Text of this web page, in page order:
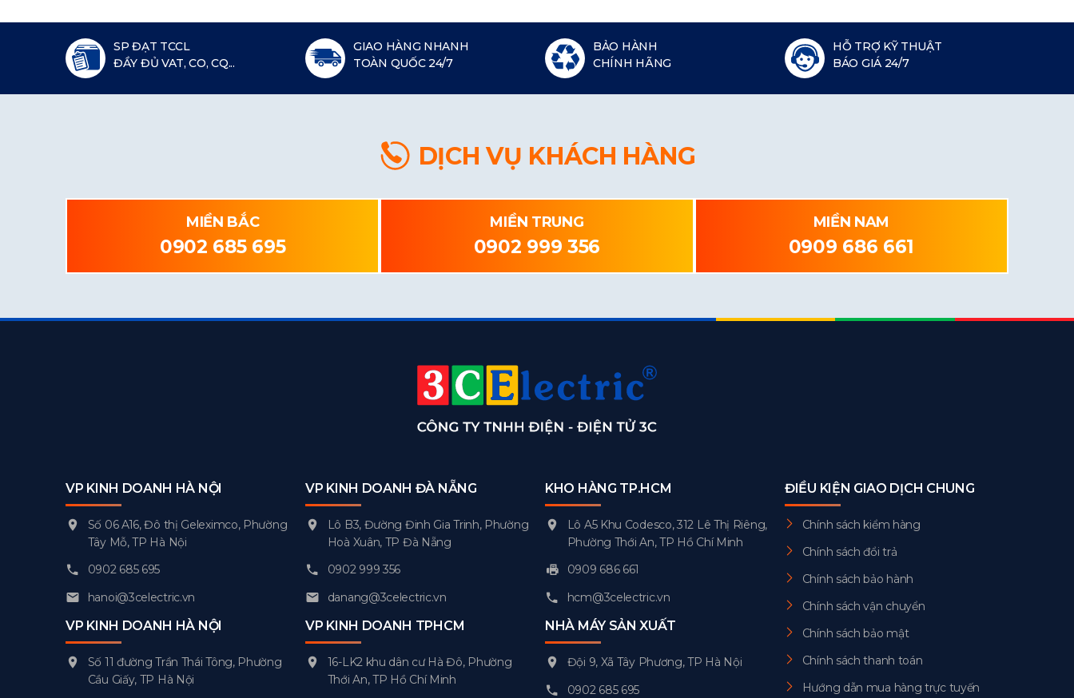
SP ĐẠT TCCL
ĐẦY ĐỦ VAT, CO, CQ...
GIAO HÀNG NHANH
TOÀN QUỐC 24/7
BẢO HÀNH
CHÍNH HÃNG
HỖ TRỢ KỸ THUẬT
BÁO GIÁ 24/7
DỊCH VỤ KHÁCH HÀNG
MIỀN BẮC
0902 685 695
MIỀN TRUNG
0902 999 356
MIỀN NAM
0909 686 661
VP KINH DOANH HÀ NỘI
Số 06 A16, Đô thị Geleximco, Phường
Tây Mỗ, TP Hà Nội
0902 685 695
hanoi@3celectric.vn
VP KINH DOANH HÀ NỘI
Số 11 đường Trần Thái Tông, Phường
Cầu Giấy, TP Hà Nội
VP KINH DOANH ĐÀ NẴNG
Lô B3, Đường Đinh Gia Trinh, Phường
Hoà Xuân, TP Đà Nẵng
0902 999 356
danang@3celectric.vn
VP KINH DOANH TPHCM
16-LK2 khu dân cư Hà Đô, Phường
Thới An, TP Hồ Chí Minh
KHO HÀNG TP.HCM
Lô A5 Khu Codesco, 312 Lê Thị Riêng,
Phường Thới An, TP Hồ Chí Minh
0909 686 661
hcm@3celectric.vn
NHÀ MÁY SẢN XUẤT
Đội 9, Xã Tây Phương, TP Hà Nội
0902 685 695
ĐIỀU KIỆN GIAO DỊCH CHUNG
Chính sách kiểm hàng
Chính sách đổi trả
Chính sách bảo hành
Chính sách vận chuyển
Chính sách bảo mật
Chính sách thanh toán
Hướng dẫn mua hàng trực tuyến